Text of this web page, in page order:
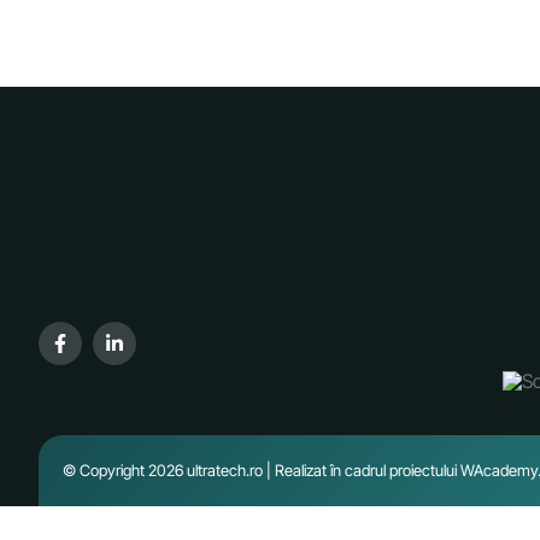
© Copyright 2026 ultratech.ro | Realizat în cadrul proiectului